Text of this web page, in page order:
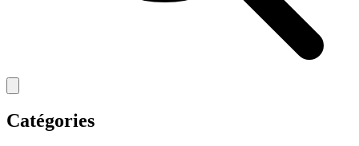
Catégories